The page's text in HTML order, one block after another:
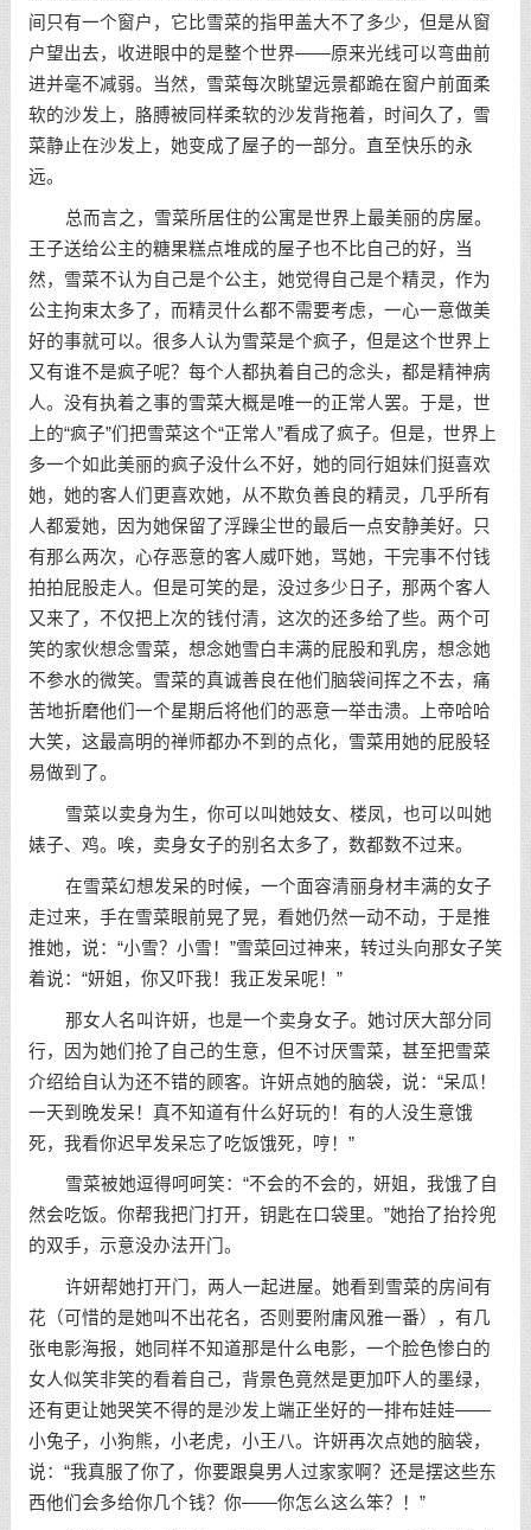
间只有一个窗户，它比雪菜的指甲盖大不了多少，但是从窗
户望出去，收进眼中的是整个世界——原来光线可以弯曲前
进并毫不减弱。当然，雪菜每次眺望远景都跪在窗户前面柔
软的沙发上，胳膊被同样柔软的沙发背拖着，时间久了，雪
菜静止在沙发上，她变成了屋子的一部分。直至快乐的永
远。
总而言之，雪菜所居住的公寓是世界上最美丽的房屋。
王子送给公主的糖果糕点堆成的屋子也不比自己的好，当
然，雪菜不认为自己是个公主，她觉得自己是个精灵，作为
公主拘束太多了，而精灵什么都不需要考虑，一心一意做美
好的事就可以。很多人认为雪菜是个疯子，但是这个世界上
又有谁不是疯子呢？每个人都执着自己的念头，都是精神病
人。没有执着之事的雪菜大概是唯一的正常人罢。于是，世
上的“疯子”们把雪菜这个“正常人”看成了疯子。但是，世界上
多一个如此美丽的疯子没什么不好，她的同行姐妹们挺喜欢
她，她的客人们更喜欢她，从不欺负善良的精灵，几乎所有
人都爱她，因为她保留了浮躁尘世的最后一点安静美好。只
有那么两次，心存恶意的客人威吓她，骂她，干完事不付钱
拍拍屁股走人。但是可笑的是，没过多少日子，那两个客人
又来了，不仅把上次的钱付清，这次的还多给了些。两个可
笑的家伙想念雪菜，想念她雪白丰满的屁股和乳房，想念她
不参水的微笑。雪菜的真诚善良在他们脑袋间挥之不去，痛
苦地折磨他们一个星期后将他们的恶意一举击溃。上帝哈哈
大笑，这最高明的禅师都办不到的点化，雪菜用她的屁股轻
易做到了。
雪菜以卖身为生，你可以叫她妓女、楼凤，也可以叫她
婊子、鸡。唉，卖身女子的别名太多了，数都数不过来。
在雪菜幻想发呆的时候，一个面容清丽身材丰满的女子
走过来，手在雪菜眼前晃了晃，看她仍然一动不动，于是推
推她，说：“小雪？小雪！”雪菜回过神来，转过头向那女子笑
着说：“妍姐，你又吓我！我正发呆呢！”
那女人名叫许妍，也是一个卖身女子。她讨厌大部分同
行，因为她们抢了自己的生意，但不讨厌雪菜，甚至把雪菜
介绍给自认为还不错的顾客。许妍点她的脑袋，说：“呆瓜！
一天到晚发呆！真不知道有什么好玩的！有的人没生意饿
死，我看你迟早发呆忘了吃饭饿死，哼！”
雪菜被她逗得呵呵笑：“不会的不会的，妍姐，我饿了自
然会吃饭。你帮我把门打开，钥匙在口袋里。”她抬了抬拎兜
的双手，示意没办法开门。
许妍帮她打开门，两人一起进屋。她看到雪菜的房间有
花（可惜的是她叫不出花名，否则要附庸风雅一番），有几
张电影海报，她同样不知道那是什么电影，一个脸色惨白的
女人似笑非笑的看着自己，背景色竟然是更加吓人的墨绿，
还有更让她哭笑不得的是沙发上端正坐好的一排布娃娃——
小兔子，小狗熊，小老虎，小王八。许妍再次点她的脑袋，
说：“我真服了你了，你要跟臭男人过家家啊？还是摆这些东
西他们会多给你几个钱？你——你怎么这么笨？！”